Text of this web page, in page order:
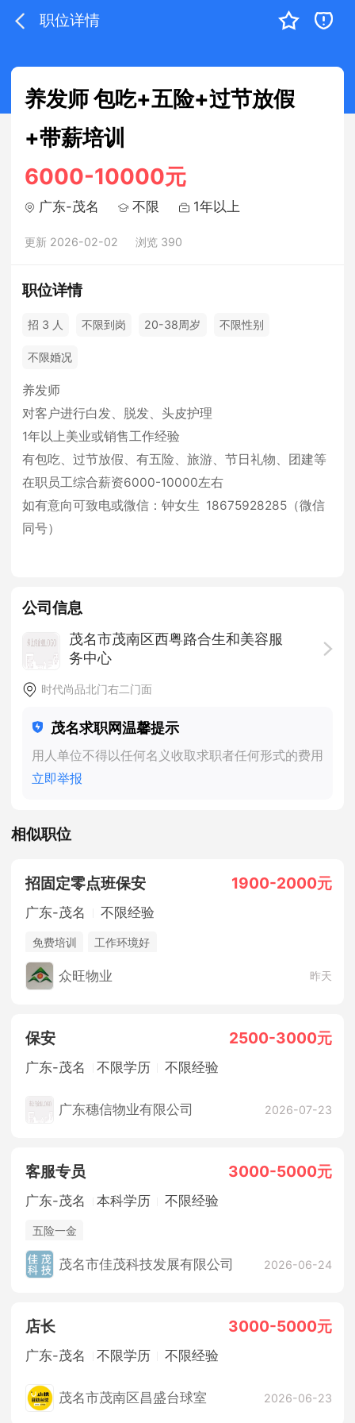
职位详情
养发师 包吃+五险+过节放假
+带薪培训
6000-10000元
广东-茂名 不限 1年以上
更新 2026-02-02 浏览 390
职位详情
招 3 人 不限到岗 20-38周岁 不限性别
不限婚况
养发师
对客户进行白发、脱发、头皮护理
1年以上美业或销售工作经验
有包吃、过节放假、有五险、旅游、节日礼物、团建等
在职员工综合薪资6000-10000左右
如有意向可致电或微信：钟女生 18675928285（微信
同号）
公司信息
茂名市茂南区西粤路合生和美容服
务中心
时代尚品北门右二门面
茂名求职网温馨提示
用人单位不得以任何名义收取求职者任何形式的费用
立即举报
相似职位
招固定零点班保安 1900-2000元
广东-茂名 不限经验
免费培训 工作环境好
众旺物业 昨天
保安 2500-3000元
广东-茂名 不限学历 不限经验
广东穗信物业有限公司 2026-07-23
客服专员 3000-5000元
广东-茂名 本科学历 不限经验
五险一金
茂名市佳茂科技发展有限公司 2026-06-24
店长 3000-5000元
广东-茂名 不限学历 不限经验
茂名市茂南区昌盛台球室 2026-06-23